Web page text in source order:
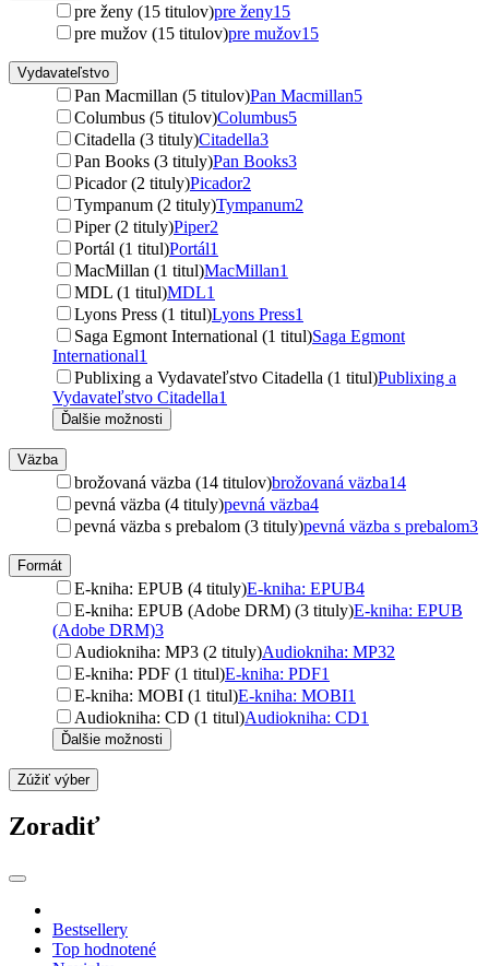
pre ženy (15 titulov)pre ženy15
pre mužov (15 titulov)pre mužov15
Vydavateľstvo
Pan Macmillan (5 titulov)Pan Macmillan5
Columbus (5 titulov)Columbus5
Citadella (3 tituly)Citadella3
Pan Books (3 tituly)Pan Books3
Picador (2 tituly)Picador2
Tympanum (2 tituly)Tympanum2
Piper (2 tituly)Piper2
Portál (1 titul)Portál1
MacMillan (1 titul)MacMillan1
MDL (1 titul)MDL1
Lyons Press (1 titul)Lyons Press1
Saga Egmont International (1 titul)Saga Egmont
International1
Publixing a Vydavateľstvo Citadella (1 titul)Publixing a
Vydavateľstvo Citadella1
Ďalšie možnosti
Väzba
brožovaná väzba (14 titulov)brožovaná väzba14
pevná väzba (4 tituly)pevná väzba4
pevná väzba s prebalom (3 tituly)pevná väzba s prebalom3
Formát
E-kniha: EPUB (4 tituly)E-kniha: EPUB4
E-kniha: EPUB (Adobe DRM) (3 tituly)E-kniha: EPUB
(Adobe DRM)3
Audiokniha: MP3 (2 tituly)Audiokniha: MP32
E-kniha: PDF (1 titul)E-kniha: PDF1
E-kniha: MOBI (1 titul)E-kniha: MOBI1
Audiokniha: CD (1 titul)Audiokniha: CD1
Ďalšie možnosti
Zúžiť výber
Zoradiť
Bestsellery
Top hodnotené